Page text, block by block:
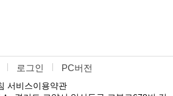
로그인 PC버전
서비스이용약관